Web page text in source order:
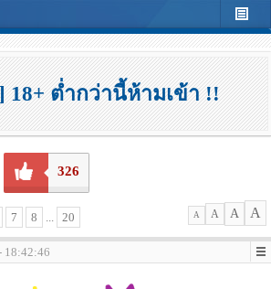
18+ ต่ำกว่านี้ห้ามเข้า !!
326
7 8 ... 20 A A A A
18:42:46